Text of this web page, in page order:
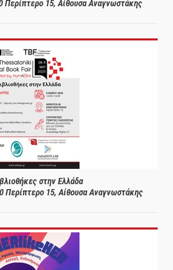
15, Αίθουσα Αναγνωστάκης
στην Ελλάδα
15, Αίθουσα Αναγνωστάκης